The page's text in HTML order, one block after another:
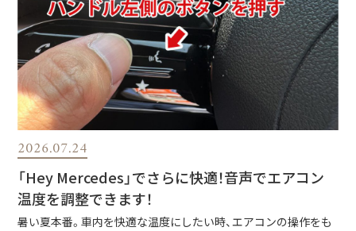
2026.07.24
「Hey Mercedes」でさらに快適！音声でエアコン
温度を調整できます！
暑い夏本番。車内を快適な温度にしたい時、エアコンの操作をも